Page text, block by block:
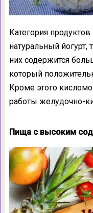
Категория
натуральный йогурт,
них содержится
который
Кроме этого
работы желудочно-
Пища с высоким